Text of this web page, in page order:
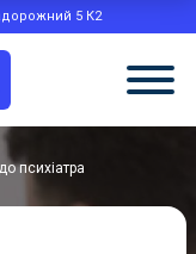
5 К2
психіатра